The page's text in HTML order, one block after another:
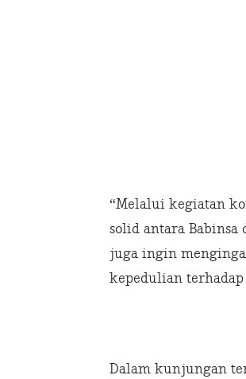
“Melalui kegiatan
solid antara
juga ingin
kepedulian terhadap
Dalam kunjungan